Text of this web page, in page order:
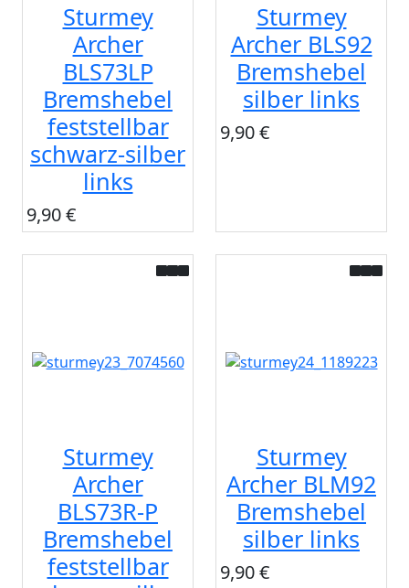
Sturmey
Archer
BLS73LP
Bremshebel
feststellbar
schwarz-silber
links
9,90 €
Sturmey
Archer BLS92
Bremshebel
silber links
9,90 €
Sturmey
Archer
BLS73R-P
Bremshebel
feststellbar
Sturmey
Archer BLM92
Bremshebel
silber links
9,90 €